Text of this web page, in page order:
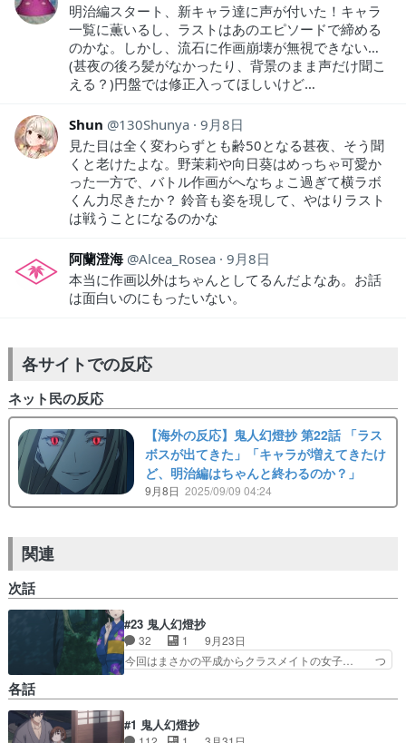
明治編スタート、新キャラ達に声が付いた！キャラ
一覧に薫いるし、ラストはあのエピソードで締める
のかな。しかし、流石に作画崩壊が無視できない…
(甚夜の後ろ髪がなかったり、背景のまま声だけ聞こ
える？)円盤では修正入ってほしいけど…
Shun 130Shunya 9月8日
見た目は全く変わらずとも齢50となる甚夜、そう聞
くと老けたよな。野茉莉や向日葵はめっちゃ可愛か
った一方で、バトル作画がへなちょこ過ぎて横ラボ
くん力尽きたか？ 鈴音も姿を現して、やはりラスト
は戦うことになるのかな
阿蘭澄海 Alcea_Rosea 9月8日
本当に作画以外はちゃんとしてるんだよなあ。お話
は面白いのにもったいない。
各サイトでの反応
ネット民の反応
【海外の反応】鬼人幻燈抄 第22話 「ラス
ボスが出てきた」「キャラが増えてきたけ
ど、明治編はちゃんと終わるのか？」
9月8日 2025/09/09 04:24
関連
次話
#23 鬼人幻燈抄
32 1
9月23日
今回はまさかの平成からクラスメイトの女子… つ
からかう為、『女性２人も連… あと1話でアニメ
各話
#1 鬼人幻燈抄